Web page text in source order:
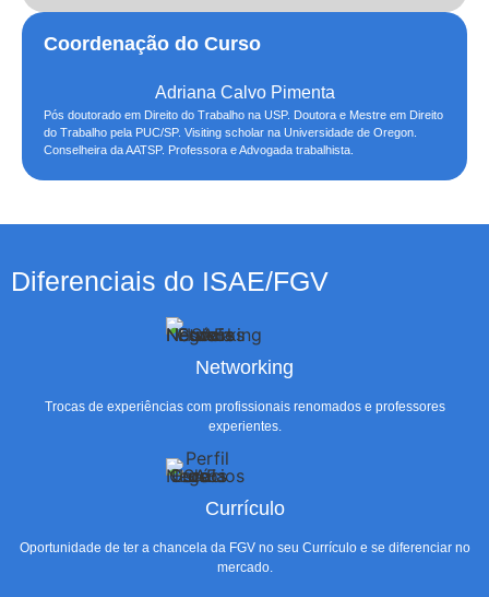
Coordenação do Curso
Adriana Calvo Pimenta
Pós doutorado em Direito do Trabalho na USP. Doutora e Mestre em Direito
do Trabalho pela PUC/SP. Visiting scholar na Universidade de Oregon.
Conselheira da AATSP. Professora e Advogada trabalhista.
Diferenciais do ISAE/FGV
Networking
Trocas de experiências com profissionais renomados e professores
experientes.
Currículo
Oportunidade de ter a chancela da FGV no seu Currículo e se diferenciar no
mercado.